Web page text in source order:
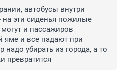
автобусы внутри
эти сиденья пожилые
и пассажиров
яме и все падают при
убирать из города, а то
превратится